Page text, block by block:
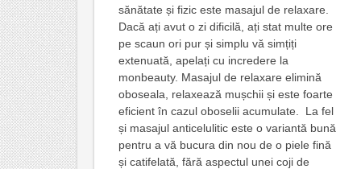
sănătate și fizic este masajul de relaxare.
Dacă ați avut o zi dificilă, ați stat multe ore
pe scaun ori pur și simplu vă simțiți
extenuată, apelați cu incredere la
monbeauty. Masajul de relaxare elimină
oboseala, relaxează mușchii și este foarte
eficient în cazul oboselii acumulate. La fel
și masajul anticelulitic este o variantă bună
pentru a vă bucura din nou de o piele fină
și catifelată, fără aspectul unei coji de